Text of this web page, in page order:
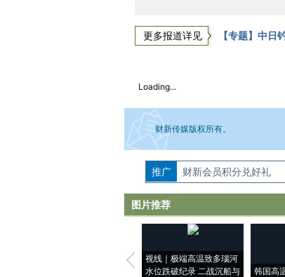
更多报道详见
【专题】中日
Loading...
财新传媒版权所有。
如需刊登转载请点击右侧按钮，
推广 财新会员积分兑好礼
图片推荐
视线｜极端高温致多瑙河
水位跌破纪录 二战沉船与
韩国高